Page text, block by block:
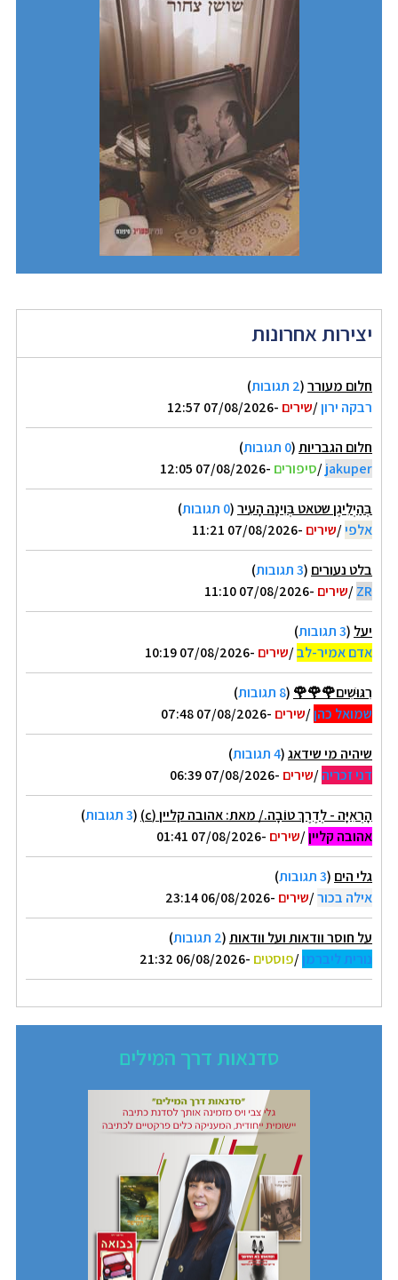
יצירות אחרונות
חלום מעורר(2 תגובות
)
רבקה ירון/שירים -07/08/2026 12:57
חלום הגבריות(0 תגובות
)
jakuper
/סיפורים -07/08/2026 12:05
בְּהַיְלִיגֶן שטאט בְּוִינָה הָעִיר(0 תגובות
)
אלפי/שירים -07/08/2026 11:21
בלט נעורים (3 תגובות
)
ZR
/שירים -07/08/2026 11:10
יעל (3 תגובות
)
אדם אמיר-לב/שירים -07/08/2026 10:19
רִגּוּשִׁים🌹🌹🌹 (8 תגובות
)
שמואל כהן/שירים -07/08/2026 07:48
שיהיה מי שידאג(4 תגובות
)
דני זכריה/שירים -07/08/2026 06:39
הָרְאִיָּה - לְדֶרֶךְ טוֹבָה./ מאת: אהובה קליין (c) (3 תגובות
)
אהובה קליין/שירים -07/08/2026 01:41
גלי הים (3 תגובות
)
אילה בכור/שירים -06/08/2026 23:14
על חוסר וודאות ועל וודאות(2 תגובות
)
נורית ליברמן/פוסטים -06/08/2026 21:32
סדנאות דרך המילים